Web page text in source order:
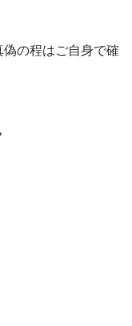
の程はご自身で確